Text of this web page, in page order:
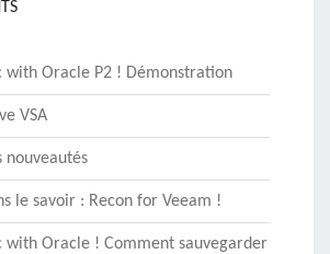
with Oracle P2 ! Démonstration
VSA
nouveautés
le savoir : Recon for Veeam !
with Oracle ! Comment sauvegarder